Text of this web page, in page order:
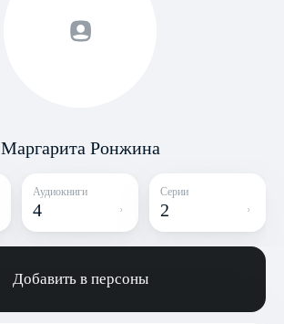
Маргарита Ронжина
Аудиокниги
4
Серии
2
Добавить в персоны